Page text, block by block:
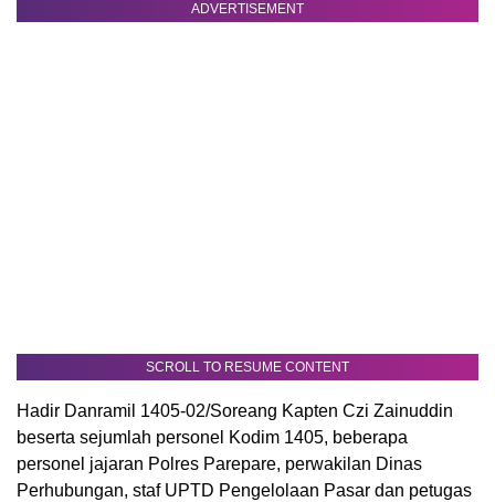
ADVERTISEMENT
SCROLL TO RESUME CONTENT
Hadir Danramil 1405-02/Soreang Kapten Czi Zainuddin
beserta sejumlah personel Kodim 1405, beberapa
personel jajaran Polres Parepare, perwakilan Dinas
Perhubungan, staf UPTD Pengelolaan Pasar dan petugas